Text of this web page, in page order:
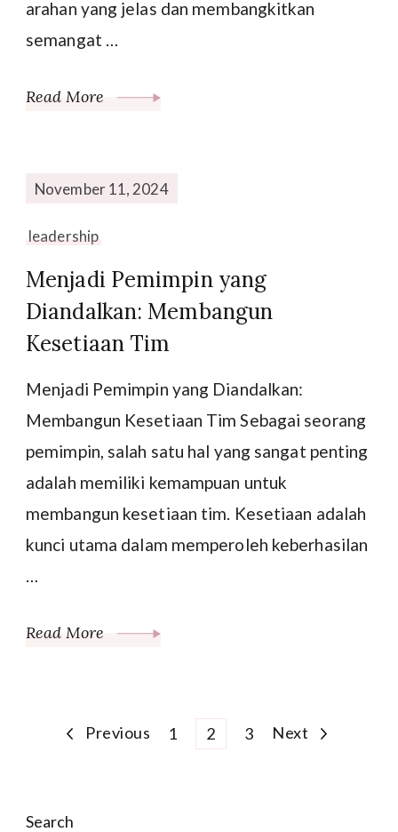
arahan yang jelas dan membangkitkan
semangat …
Read More
November 11, 2024
leadership
Menjadi Pemimpin yang
Diandalkan: Membangun
Kesetiaan Tim
Menjadi Pemimpin yang Diandalkan:
Membangun Kesetiaan Tim Sebagai seorang
pemimpin, salah satu hal yang sangat penting
adalah memiliki kemampuan untuk
membangun kesetiaan tim. Kesetiaan adalah
kunci utama dalam memperoleh keberhasilan
…
Read More
PostsPrevious Page
1 Page
2 Page
3 Next
Search